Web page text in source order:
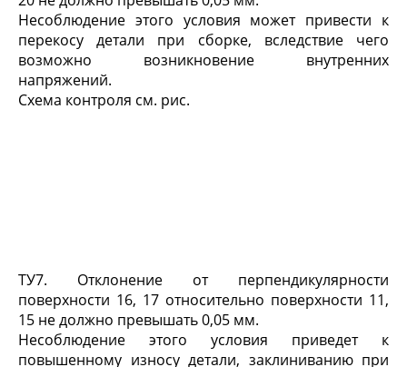
Несоблюдение этого условия может привести к
перекосу детали при сборке, вследствие чего
возможно возникновение внутренних
напряжений.
Схема контроля см. рис.
ТУ7. Отклонение от перпендикулярности
поверхности 16, 17 относительно поверхности 11,
15 не должно превышать 0,05 мм.
Несоблюдение этого условия приведет к
повышенному износу детали, заклиниванию при